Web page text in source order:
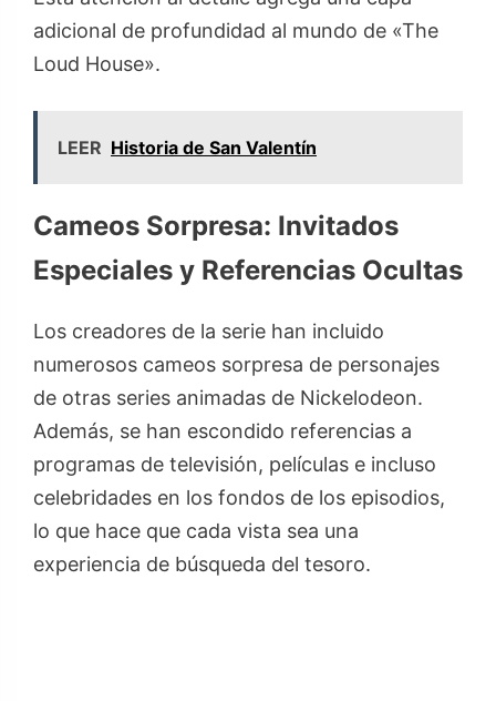
adicional de profundidad al mundo de «The
Loud House».
LEER Historia de San Valentín
Cameos Sorpresa: Invitados
Especiales y Referencias Ocultas
Los creadores de la serie han incluido
numerosos cameos sorpresa de personajes
de otras series animadas de Nickelodeon.
Además, se han escondido referencias a
programas de televisión, películas e incluso
celebridades en los fondos de los episodios,
lo que hace que cada vista sea una
experiencia de búsqueda del tesoro.